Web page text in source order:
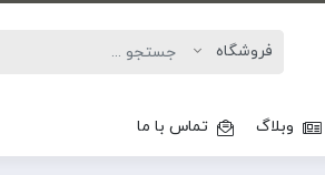
وبلاگ تماس با ما